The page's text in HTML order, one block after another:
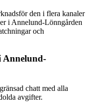
den i flera kanaler
i Annelund-Lönngården
och
Annelund-
chatt med alla
avgifter.